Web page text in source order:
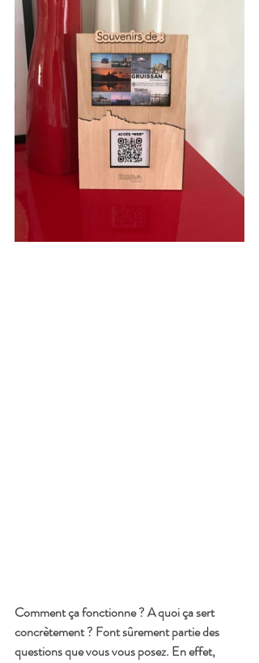
Comment ça fonctionne ? A quoi ça sert
concrètement ? Font sûrement partie des
questions que vous vous posez. En effet,